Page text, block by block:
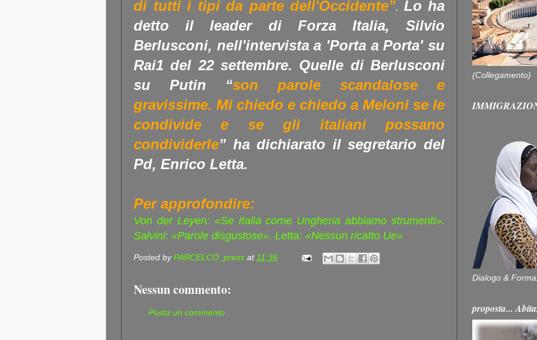
di tutti i tipi da parte dell'Occidente”. Lo ha
detto il leader di Forza Italia, Silvio
Berlusconi, nell'intervista a 'Porta a Porta' su
Rai1 del 22 settembre. Quelle di Berlusconi
su Putin “son parole scandalose e
gravissime. Mi chiedo e chiedo a Meloni se le
condivide e se gli italiani possano
condividerle” ha dichiarato il segretario del
Pd, Enrico Letta.
Per approfondire:
Von der Leyen: «Se Italia come Ungheria abbiamo strumenti».
Salvini: «Parole disgustose». Letta: «Nessun ricatto Ue»
Posted byPARCELCO_press at11:36
Nessun commento:
Posta un commento
(Collegamento)
Dialogo &
proposta...